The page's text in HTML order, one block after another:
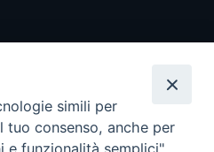
simili per
consenso, anche per